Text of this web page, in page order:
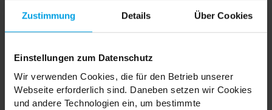
Zustimmung Details Über Cookies
Einstellungen zum Datenschutz
Wir verwenden Cookies, die für den Betrieb unserer
Webseite erforderlich sind. Daneben setzen wir Cookies
und andere Technologien ein, um bestimmte
MIX & MATCH DICH HAPPY
TRENDHOPPER STORES